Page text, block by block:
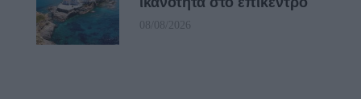
08/08/2026